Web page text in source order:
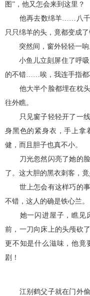
图”，他又怎会来到这里？
他再去数绵羊……八千
只只绵羊的头，竟都变成了
突然间，窗外轻轻一响
小鱼儿立刻屏住了呼吸
的不错……唉，我连手指都
他大半个脸都埋在枕头
往外瞧。
只见窗子轻轻开了一线
身黑色的紧身衣，手上拿
健，而且胆子也真不小。
刀光忽然闪亮了她的脸
了。这大胆的黑衣刺客，竟
世上怎会有这样巧的事
不错，这人的确是铁心兰。
她一闪进屋子，瞧见床
前，一刀向床上的头颅砍
更不知是什么滋味，他竟
剧！
江别鹤父子就在门外偷